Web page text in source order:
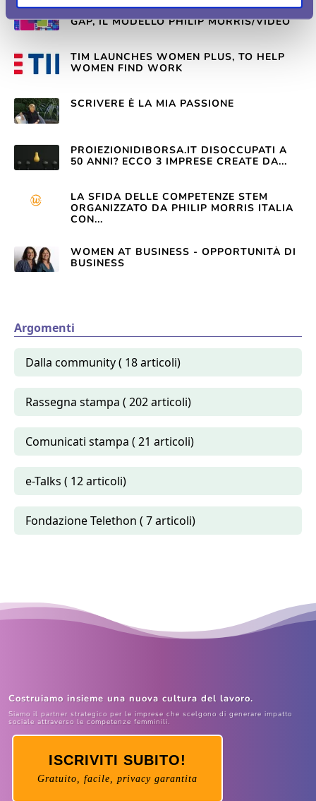
FORTUNEITA.COM ADDIO GENDER PAY
GAP, IL MODELLO PHILIP MORRIS/VIDEO
TIM LAUNCHES WOMEN PLUS, TO HELP
WOMEN FIND WORK
SCRIVERE È LA MIA PASSIONE
PROIEZIONIDIBORSA.IT DISOCCUPATI A
50 ANNI? ECCO 3 IMPRESE CREATE DA...
LA SFIDA DELLE COMPETENZE STEM
ORGANIZZATO DA PHILIP MORRIS ITALIA
CON...
WOMEN AT BUSINESS - OPPORTUNITÀ DI
BUSINESS
Argomenti
Dalla community ( 18 articoli)
Rassegna stampa ( 202 articoli)
Comunicati stampa ( 21 articoli)
e-Talks ( 12 articoli)
Fondazione Telethon ( 7 articoli)
Costruiamo insieme una nuova cultura del lavoro.
Siamo il partner strategico per le imprese che scelgono di generare impatto
sociale attraverso le competenze femminili.
ISCRIVITI SUBITO!
Gratuito, facile, privacy garantita